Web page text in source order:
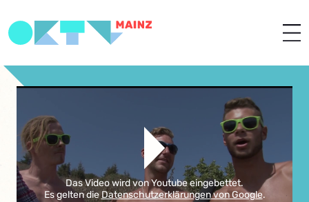
Das Video wird von Youtube eingebettet.
Es gelten dieDatenschutzerklärungen von Google.